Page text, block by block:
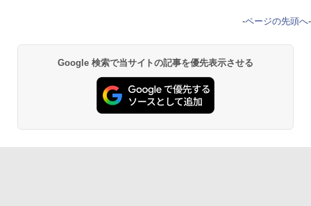
-ページの先頭へ-
Google 検索で当サイトの記事を優先表示させる